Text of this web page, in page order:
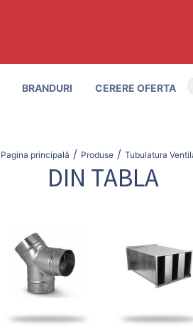
BRANDURI CERERE OFERTA
Pagina principală / Produse/ Tubulatura
DIN TABLA